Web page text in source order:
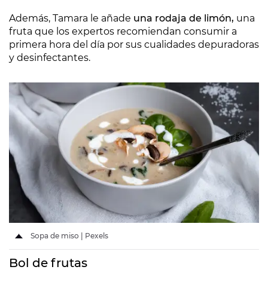
Además, Tamara le añade una rodaja de limón, una
fruta que los expertos recomiendan consumir a
primera hora del día por sus cualidades depuradoras
y desinfectantes.
Sopa de miso | Pexels
Bol de frutas